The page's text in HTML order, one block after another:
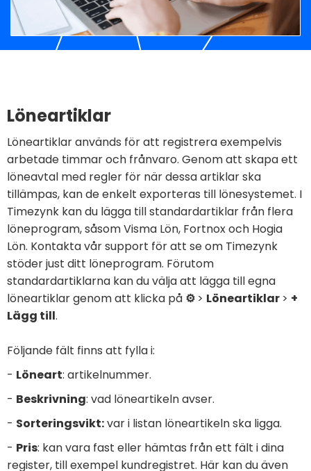
Löneartiklar
Löneartiklar används för att registrera exempelvis
arbetade timmar och frånvaro. Genom att skapa ett
löneavtal med regler för när dessa artiklar ska
tillämpas, kan de enkelt exporteras till lönesystemet. I
Timezynk kan du lägga till standardartiklar från flera
löneprogram, såsom Visma Lön, Fortnox och Hogia
Lön. Kontakta vår support för att se om Timezynk
stöder just ditt löneprogram. Förutom
standardartiklarna kan du välja att lägga till egna
löneartiklar genom att klicka på ⚙️> Löneartiklar> +
Lägg till.
Följande fält finns att fylla i:
- Löneart: artikelnummer.
- Beskrivning: vad löneartikeln avser.
- Sorteringsvikt:var i listan löneartikeln ska ligga.
- Pris: kan vara fast eller hämtas från ett fält i dina
register, till exempel kundregistret. Här kan du även